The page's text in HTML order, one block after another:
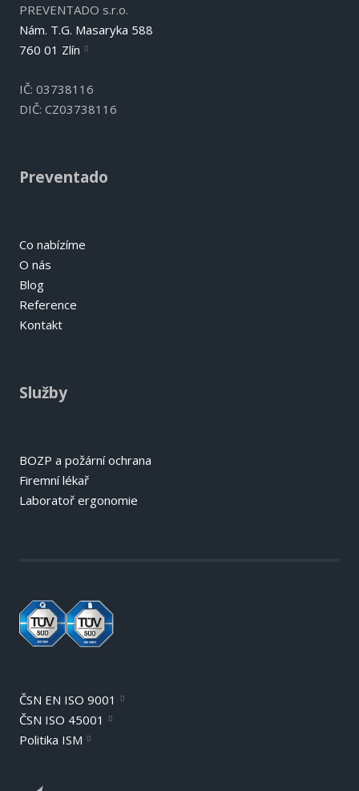
PREVENTADO s.r.o.
Nám. T.G. Masaryka 588
760 01 Zlín
IČ: 03738116
DIČ: CZ03738116
Preventado
Co nabízíme
O nás
Blog
Reference
Kontakt
Služby
BOZP a požární ochrana
Firemní lékař
Laboratoř ergonomie
ČSN EN ISO 9001
ČSN ISO 45001
Politika ISM